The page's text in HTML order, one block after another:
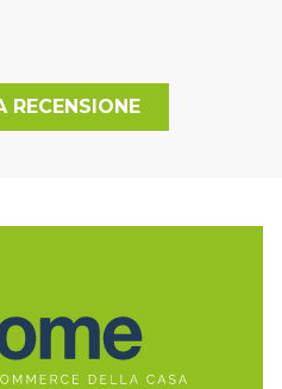
RECENSIONE